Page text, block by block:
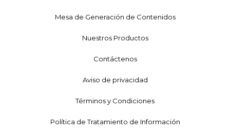
Mesa de Generación de Contenidos
Nuestros Productos
Contáctenos
Aviso de privacidad
Términos y Condiciones
Política de Tratamiento de Información